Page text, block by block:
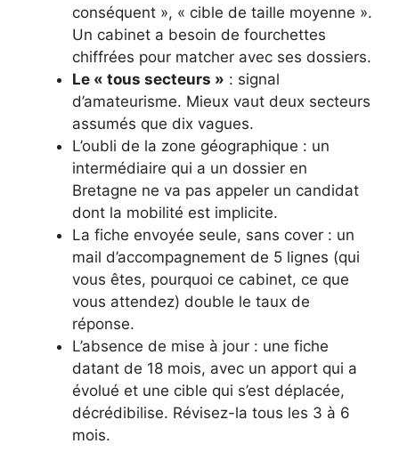
conséquent », « cible de taille moyenne ».
Un cabinet a besoin de fourchettes
chiffrées pour matcher avec ses dossiers.
Le « tous secteurs » : signal
d’amateurisme. Mieux vaut deux secteurs
assumés que dix vagues.
L’oubli de la zone géographique : un
intermédiaire qui a un dossier en
Bretagne ne va pas appeler un candidat
dont la mobilité est implicite.
La fiche envoyée seule, sans cover : un
mail d’accompagnement de 5 lignes (qui
vous êtes, pourquoi ce cabinet, ce que
vous attendez) double le taux de
réponse.
L’absence de mise à jour : une fiche
datant de 18 mois, avec un apport qui a
évolué et une cible qui s’est déplacée,
décrédibilise. Révisez-la tous les 3 à 6
mois.